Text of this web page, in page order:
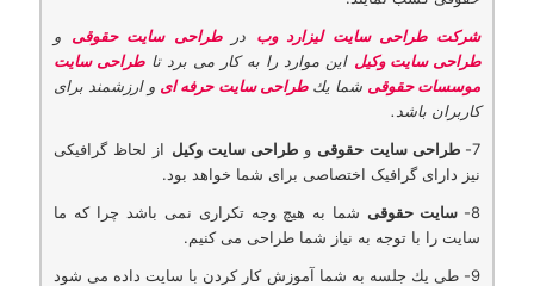
شركت طراحی سایت لیزارد وب درطراحی سایت حقوقی و
طراحی سایت وکیل این موارد را به كار می برد تاطراحی سایت
موسسات حقوقی شما یكطراحی سایت حرفه ای و ارزشمند برای
كاربران باشد.
7-
طراحی سایت حقوقی و طراحی سایت وکیل از لحاظ گرافیكی
نیز دارای گرافیک اختصاصی برای شما خواهد بود.
8-
سایت حقوقی شما به هیچ وجه تكراری نمی باشد چرا كه ما
سایت را با توجه به نیاز شما طراحی می كنیم.
9- طی یك جلسه به شما آموزش كار كردن با سایت داده می شود